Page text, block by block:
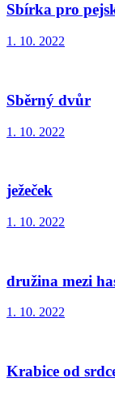
Sbírka pro
1. 10. 2022
Sběrný dvůr
1. 10. 2022
ježeček
1. 10. 2022
družina mezi
1. 10. 2022
Krabice od